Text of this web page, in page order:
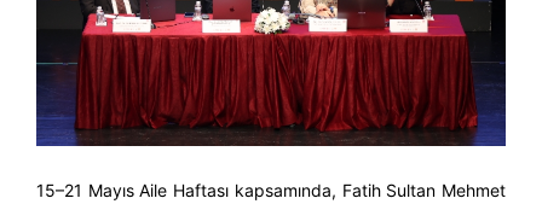
15–21 Mayıs Aile Haftası kapsamında, Fatih Sultan Mehmet